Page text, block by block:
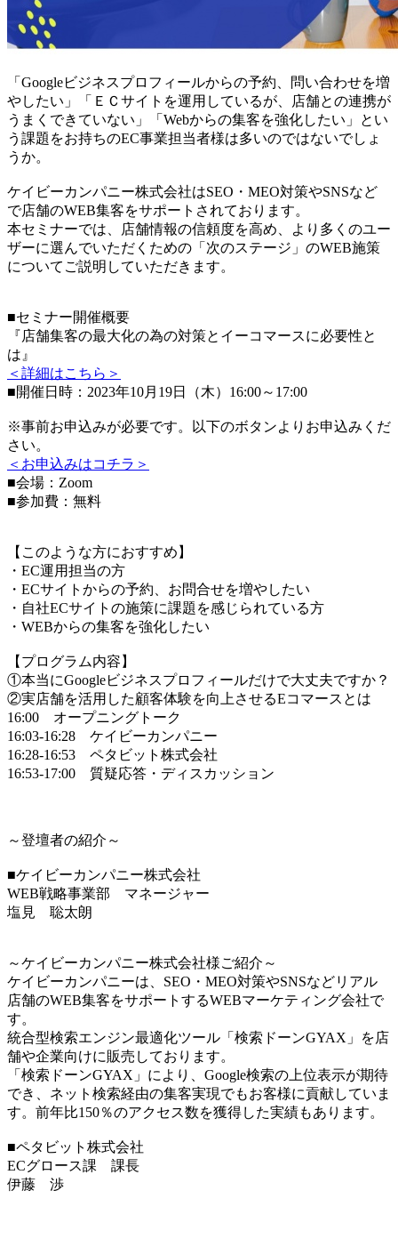
「Googleビジネスプロフィールからの予約、問い合わせを増
やしたい」「ＥＣサイトを運用しているが、店舗との連携が
うまくできていない」「Webからの集客を強化したい」とい
う課題をお持ちのEC事業担当者様は多いのではないでしょ
うか。
ケイビーカンパニー株式会社はSEO・MEO対策やSNSなど
で店舗のWEB集客をサポートされております。
本セミナーでは、店舗情報の信頼度を高め、より多くのユー
ザーに選んでいただくための「次のステージ」のWEB施策
についてご説明していただきます。
■セミナー開催概要
『店舗集客の最大化の為の対策とイーコマースに必要性と
は』
＜詳細はこちら＞
■開催日時：2023年10月19日（木）16:00～17:00
※事前お申込みが必要です。以下のボタンよりお申込みくだ
さい。
＜お申込みはコチラ＞
■会場：Zoom
■参加費：無料
【このような方におすすめ】
・EC運用担当の方
・ECサイトからの予約、お問合せを増やしたい
・自社ECサイトの施策に課題を感じられている方
・WEBからの集客を強化したい
【プログラム内容】
①本当にGoogleビジネスプロフィールだけで大丈夫ですか？
②実店舗を活用した顧客体験を向上させるEコマースとは
16:00 オープニングトーク
16:03-16:28 ケイビーカンパニー
16:28-16:53 ペタビット株式会社
16:53-17:00 質疑応答・ディスカッション
～登壇者の紹介～
■ケイビーカンパニー株式会社
WEB戦略事業部 マネージャー
塩見 聡太朗
～ケイビーカンパニー株式会社様ご紹介～
ケイビーカンパニーは、SEO・MEO対策やSNSなどリアル
店舗のWEB集客をサポートするWEBマーケティング会社で
す。
統合型検索エンジン最適化ツール「検索ドーンGYAX」を店
舗や企業向けに販売しております。
「検索ドーンGYAX」により、Google検索の上位表示が期待
でき、ネット検索経由の集客実現でもお客様に貢献していま
す。前年比150％のアクセス数を獲得した実績もあります。
■ペタビット株式会社
ECグロース課 課長
伊藤 渉